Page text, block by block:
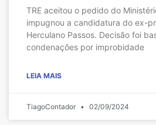
TRE aceitou o pedido do
impugnou a candidatura do ex-
Herculano Passos. Decisão foi
condenações por improbidade
LEIA MAIS
TiagoContador 02/09/2024